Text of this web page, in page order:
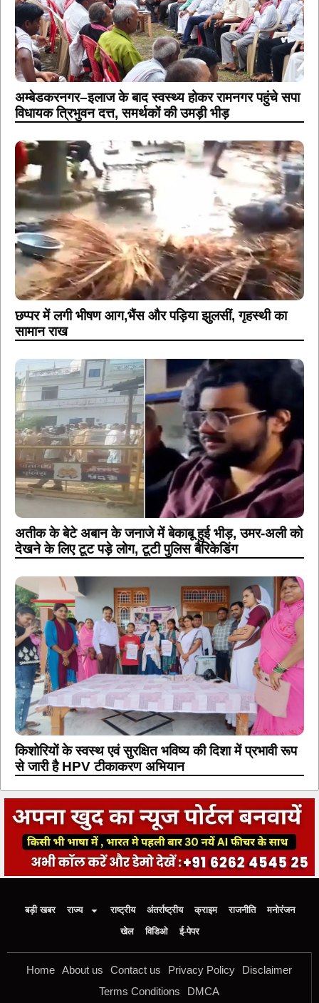
अम्बेडकरनगर–इलाज के बाद स्वस्थ्य होकर रामनगर पहुंचे सपा
विधायक त्रिभुवन दत्त, समर्थकों की उमड़ी भीड़
छप्पर में लगी भीषण आग,भैंस और पड़िया झुलसीं, गृहस्थी का
सामान राख
अतीक के बेटे अबान के जनाजे में बेकाबू हुई भीड़, उमर-अली को
देखने के लिए टूट पड़े लोग, टूटी पुलिस बैरिकेडिंग
किशोरियों के स्वस्थ एवं सुरक्षित भविष्य की दिशा में प्रभावी रूप
से जारी है HPV टीकाकरण अभियान
बड़ी खबर राज्य राष्ट्रीय अंतर्राष्ट्रीय क्राइम राजनीति
मनोरंजन
खेल
विडिओ ई-पेपर
Home About us Contact us Privacy Policy
Disclaimer
Terms Conditions
DMCA